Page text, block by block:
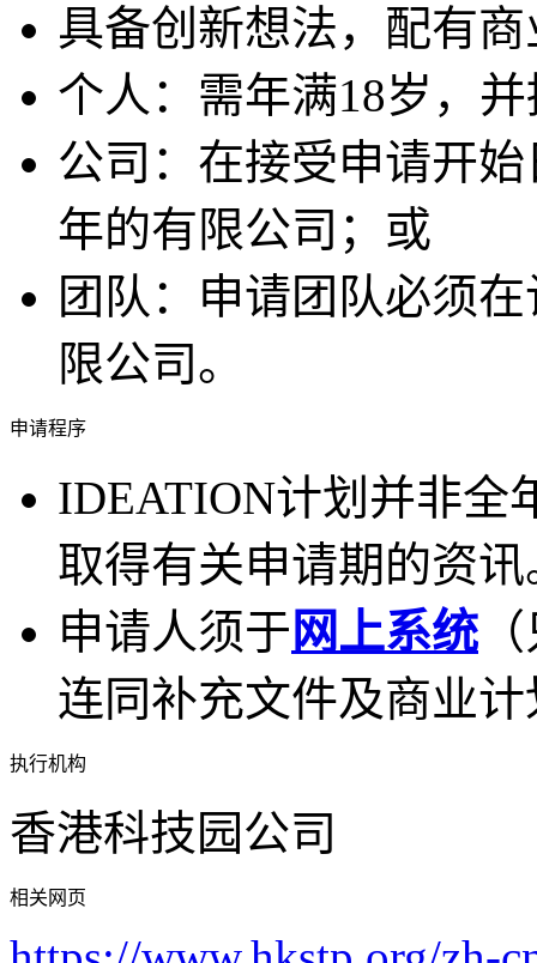
具备创新想法，配有
个人：需年满18岁，
公司：在接受申请开
年的有限公司；或
团队：申请团队必须
限公司。
申请程序
IDEATION计划并非全
取得有关申请期的资讯
申请人须于 网上系统
连同补充文件及商业
执行机构
香港科技园公司
相关网页